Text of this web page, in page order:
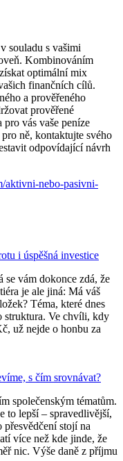
souladu s vašimi
Kombinováním
optimální mix
finančních cílů.
a prověřeného
prověřené
vás vaše peníze
ně, kontaktujte svého
odpovídající návrh
aktivni-nebo-pasivni-
i úspěšná investice
vám dokonce zdá, že
je ale jiná: Má váš
Téma, které dnes
struktura. Ve chvíli, kdy
už nejde o honbu za
s čím srovnávat?
společenským tématům.
to lepší – spravedlivější,
stojí na
více než kde jinde, že
nic. Výše daně z příjmu